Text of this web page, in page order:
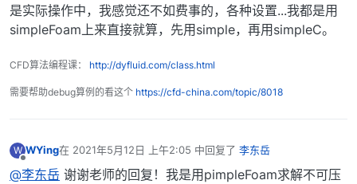
是实际操作中，我感觉还不如费事的，各种设置...我都是用
simpleFoam上来直接就算，先用simple，再用simpleC。
CFD算法编程课： http://dyfluid.com/class.html
需要帮助debug算例的看这个 https://cfd-china.com/topic/8018
W WYing在 2021年5月12日 上午2:05 中回复了 李东岳
最后由 编辑
@李东岳 谢谢老师的回复！我是用pimpleFoam求解不可压